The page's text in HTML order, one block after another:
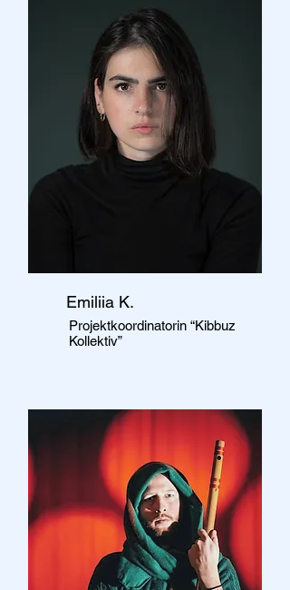
Emiliia K.
Projektkoordinatorin “Kibbuz
Kollektiv”